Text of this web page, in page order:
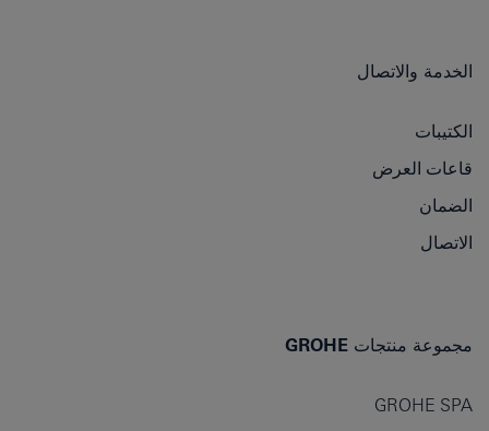
الخدمة والاتصال
الكتيبات
قاعات العرض
الضمان
الاتصال
مجموعة منتجات GROHE
GROHE SPA